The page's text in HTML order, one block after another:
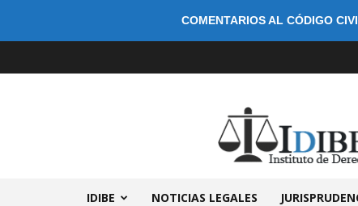
COMENTARIOS AL CÓDIGO
IDIBE NOTICIAS LEGALES